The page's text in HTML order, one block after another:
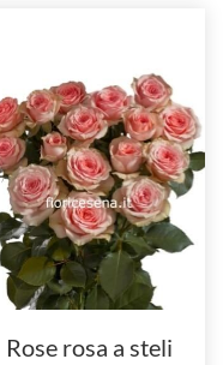
Rose rosa a steli